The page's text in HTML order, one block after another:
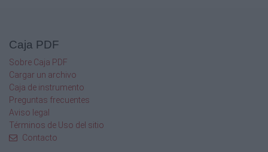
CONT RAT ANSE los servicios no
profesionales del
Sr./a.ALVAREZ, SERGIO
FABIAN,DNI:17583598 para
que se desempeñe en el Área de SAP de este
Municipio
desde el 01 febrero 2015 y hasta el 28
febrero 2015, ambas
fechas inclusive.Articulo: 2º
Caja PDF
Sobre Caja PDF
Cargar un archivo
Caja de instrumento
Preguntas frecuentes
Aviso legal
Términos de Uso del sitio
Contacto